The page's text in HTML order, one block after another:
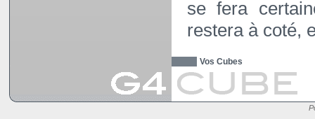
se fera
restera à coté,
Vos Cubes